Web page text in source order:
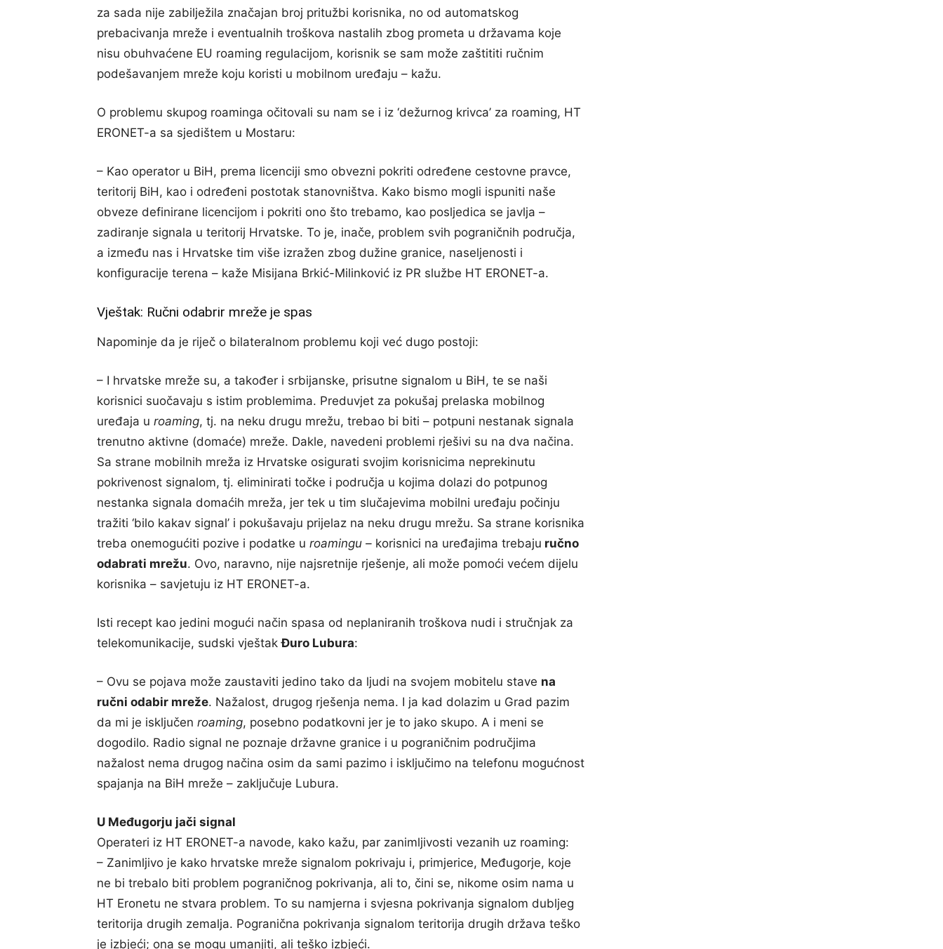
za sada nije zabilježila značajan broj pritužbi korisnika, no od automatskog
prebacivanja mreže i eventualnih troškova nastalih zbog prometa u državama koje
nisu obuhvaćene EU roaming regulacijom, korisnik se sam može zaštititi ručnim
podešavanjem mreže koju koristi u mobilnom uređaju – kažu.
O problemu skupog roaminga očitovali su nam se i iz ‘dežurnog krivca’ za roaming, HT
ERONET-a sa sjedištem u Mostaru:
– Kao operator u BiH, prema licenciji smo obvezni pokriti određene cestovne pravce,
teritorij BiH, kao i određeni postotak stanovništva. Kako bismo mogli ispuniti naše
obveze definirane licencijom i pokriti ono što trebamo, kao posljedica se javlja –
zadiranje signala u teritorij Hrvatske. To je, inače, problem svih pograničnih područja,
a između nas i Hrvatske tim više izražen zbog dužine granice, naseljenosti i
konfiguracije terena – kaže Misijana Brkić-Milinković iz PR službe HT ERONET-a.
Vještak: Ručni odabrir mreže je spas
Napominje da je riječ o bilateralnom problemu koji već dugo postoji:
– I hrvatske mreže su, a također i srbijanske, prisutne signalom u BiH, te se naši
korisnici suočavaju s istim problemima. Preduvjet za pokušaj prelaska mobilnog
uređaja u roaming, tj. na neku drugu mrežu, trebao bi biti – potpuni nestanak signala
trenutno aktivne (domaće) mreže. Dakle, navedeni problemi rješivi su na dva načina.
Sa strane mobilnih mreža iz Hrvatske osigurati svojim korisnicima neprekinutu
pokrivenost signalom, tj. eliminirati točke i područja u kojima dolazi do potpunog
nestanka signala domaćih mreža, jer tek u tim slučajevima mobilni uređaju počinju
tražiti ‘bilo kakav signal’ i pokušavaju prijelaz na neku drugu mrežu. Sa strane korisnika
treba onemogućiti pozive i podatke u roamingu – korisnici na uređajima trebaju ručno
odabrati mrežu. Ovo, naravno, nije najsretnije rješenje, ali može pomoći većem dijelu
korisnika – savjetuju iz HT ERONET-a.
Isti recept kao jedini mogući način spasa od neplaniranih troškova nudi i stručnjak za
telekomunikacije, sudski vještakĐuro Lubura:
– Ovu se pojava može zaustaviti jedino tako da ljudi na svojem mobitelu stave na
ručni odabir mreže. Nažalost, drugog rješenja nema. I ja kad dolazim u Grad pazim
da mi je isključen roaming, posebno podatkovni jer je to jako skupo. A i meni se
dogodilo. Radio signal ne poznaje državne granice i u pograničnim područjima
nažalost nema drugog načina osim da sami pazimo i isključimo na telefonu mogućnost
spajanja na BiH mreže – zaključuje Lubura.
U Međugorju jači signal
Operateri iz HT ERONET-a navode, kako kažu, par zanimljivosti vezanih uz roaming:
– Zanimljivo je kako hrvatske mreže signalom pokrivaju i, primjerice, Međugorje, koje
ne bi trebalo biti problem pograničnog pokrivanja, ali to, čini se, nikome osim nama u
HT Eronetu ne stvara problem. To su namjerna i svjesna pokrivanja signalom dubljeg
teritorija drugih zemalja. Pogranična pokrivanja signalom teritorija drugih država teško
je izbjeći; ona se mogu umanjiti, ali teško izbjeći.